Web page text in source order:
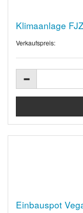
Klimaanlage
Verkaufspreis:
Einbauspot